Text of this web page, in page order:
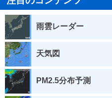
雨雲レーダー
天気図
PM2.5分布予測